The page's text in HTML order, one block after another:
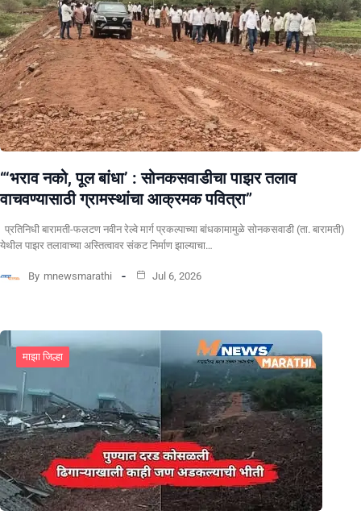
“‘भराव नको, पूल बांधा’ : सोनकसवाडीचा पाझर तलाव
वाचवण्यासाठी ग्रामस्थांचा आक्रमक पवित्रा”
प्रतिनिधी बारामती-फलटण नवीन रेल्वे मार्ग प्रकल्पाच्या बांधकामामुळे सोनकसवाडी (ता. बारामती)
येथील पाझर तलावाच्या अस्तित्वावर संकट निर्माण झाल्याचा…
By mnewsmarathi Jul 6, 2026
माझा जिल्हा